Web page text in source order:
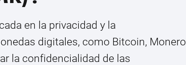
en la privacidad y la
digitales, como Bitcoin, Monero
la confidencialidad de las